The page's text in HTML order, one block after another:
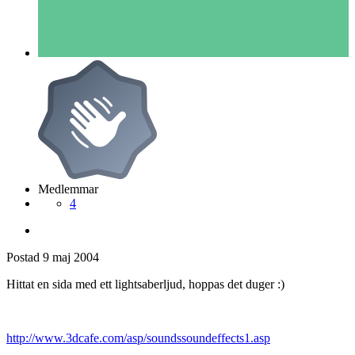
Medlemmar
4
Postad 9 maj 2004
Hittat en sida med ett lightsaberljud, hoppas det duger :)
http://www.3dcafe.com/asp/soundssoundeffects1.asp